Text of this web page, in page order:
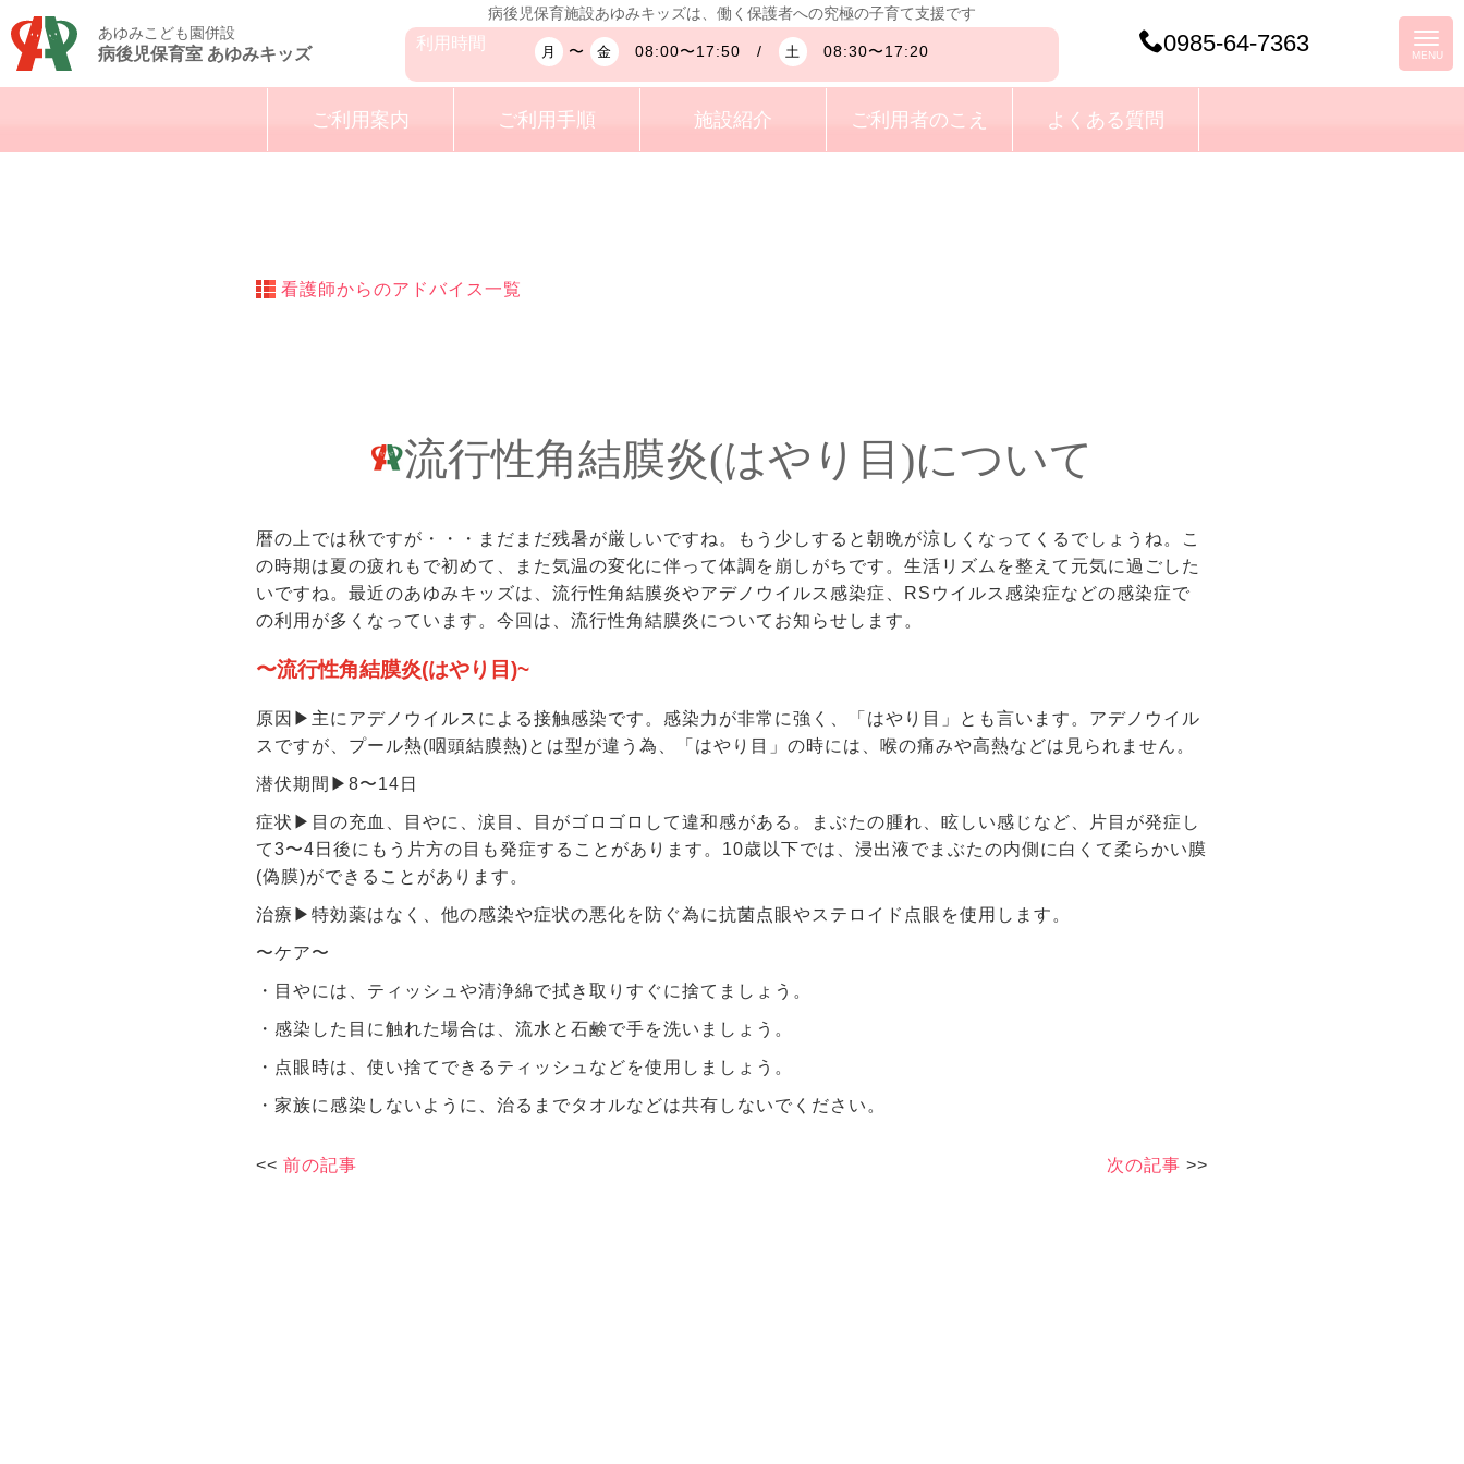
病後児保育室 あゆみキッズ
あゆみこども園併設
病後児保育施設あゆみキッズは、働く保護者への究極の子育て支援です
利用時間 月 〜 金 08:00〜17:50 / 土 08:30〜17:20 0985-64-7363
ご利用案内 ご利用手順 施設紹介 ご利用者のこえ よくある質問
看護師からのアドバイス一覧
流行性角結膜炎(はやり目)について
暦の上では秋ですが・・・まだまだ残暑が厳しいですね。もう少しすると朝晩が涼しくなってくるでしょうね。こ
の時期は夏の疲れもで初めて、また気温の変化に伴って体調を崩しがちです。生活リズムを整えて元気に過ごした
いですね。最近のあゆみキッズは、流行性角結膜炎やアデノウイルス感染症、RSウイルス感染症などの感染症で
の利用が多くなっています。今回は、流行性角結膜炎についてお知らせします。
〜流行性角結膜炎(はやり目)~
原因▶︎主にアデノウイルスによる接触感染です。感染力が非常に強く、「はやり目」とも言います。アデノウイル
スですが、プール熱(咽頭結膜熱)とは型が違う為、「はやり目」の時には、喉の痛みや高熱などは見られません。
潜伏期間▶︎8〜14日
症状▶︎目の充血、目やに、涙目、目がゴロゴロして違和感がある。まぶたの腫れ、眩しい感じなど、片目が発症し
て3〜4日後にもう片方の目も発症することがあります。10歳以下では、浸出液でまぶたの内側に白くて柔らかい膜
(偽膜)ができることがあります。
治療▶︎特効薬はなく、他の感染や症状の悪化を防ぐ為に抗菌点眼やステロイド点眼を使用します。
〜ケア〜
・目やには、ティッシュや清浄綿で拭き取りすぐに捨てましょう。
・感染した目に触れた場合は、流水と石鹸で手を洗いましょう。
・点眼時は、使い捨てできるティッシュなどを使用しましょう。
・家族に感染しないように、治るまでタオルなどは共有しないでください。
<<前の記事 次の記事 >>